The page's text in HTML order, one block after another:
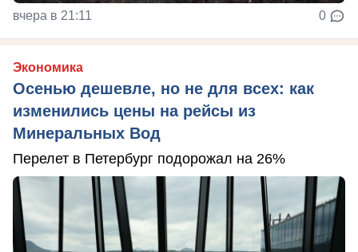
вчера в 21:11 0
Экономика
Осенью дешевле, но не для всех: как
изменились цены на рейсы из
Минеральных Вод
Перелет в Петербург подорожал на 26%